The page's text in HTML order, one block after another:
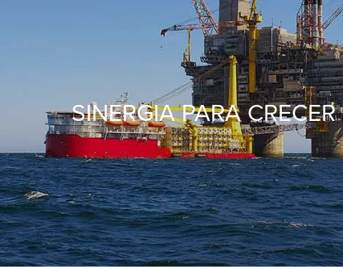
SINERGIA PARA CRECER